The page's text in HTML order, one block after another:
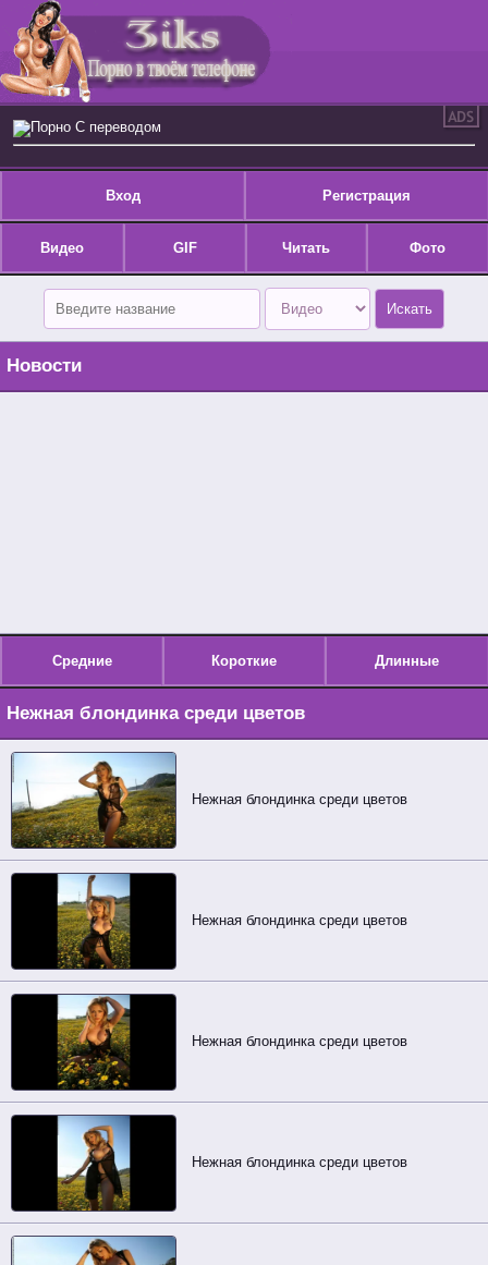
Порно С переводом
Вход Регистрация
Видео GIF Читать Фото
Новости
Средние Короткие Длинные
Нежная блондинка среди цветов
Нежная блондинка среди цветов
Нежная блондинка среди цветов
Нежная блондинка среди цветов
Нежная блондинка среди цветов